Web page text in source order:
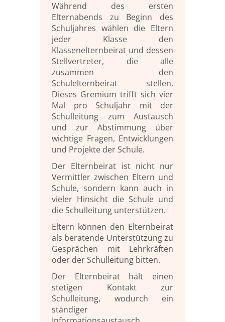
Während des ersten
Elternabends zu Beginn des
Schuljahres wählen die Eltern
jeder Klasse den
Klassenelternbeirat und dessen
Stellvertreter, die alle
zusammen den
Schulelternbeirat stellen.
Dieses Gremium trifft sich vier
Mal pro Schuljahr mit der
Schulleitung zum Austausch
und zur Abstimmung über
wichtige Fragen, Entwicklungen
und Projekte der Schule.
Der Elternbeirat ist nicht nur
Vermittler zwischen Eltern und
Schule, sondern kann auch in
vieler Hinsicht die Schule und
die Schulleitung unterstützen.
Eltern können den Elternbeirat
als beratende Unterstützung zu
Gesprächen mit Lehrkräften
oder der Schulleitung bitten.
Der Elternbeirat hält einen
stetigen Kontakt zur
Schulleitung, wodurch ein
ständiger